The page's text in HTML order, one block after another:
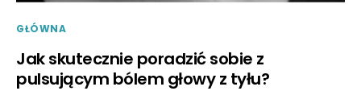
GŁÓWNA
Jak skutecznie poradzić sobie z
pulsującym bólem głowy z tyłu?